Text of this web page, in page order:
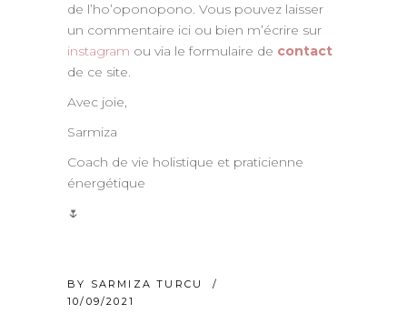
de l’ho’oponopono. Vous pouvez laisser
un commentaire ici ou bien m’écrire sur
instagram ou via le formulaire de contact
de ce site.
Avec joie,
Sarmiza
Coach de vie holistique et praticienne
énergétique
🌷
BY SARMIZA TURCU
10/09/2021